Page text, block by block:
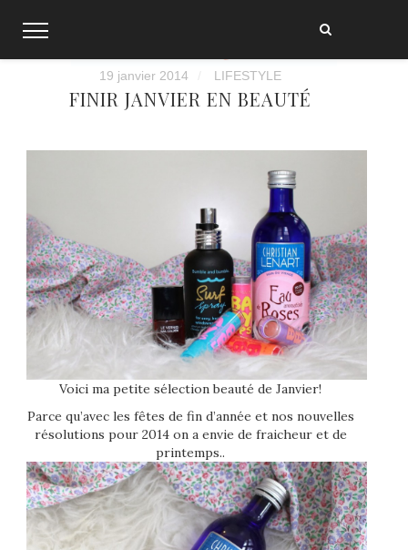
19 janvier 2014 LIFESTYLE
FINIR JANVIER EN BEAUTÉ
Voici ma petite sélection beauté de Janvier!
Parce qu’avec les fêtes de fin d’année et nos nouvelles
résolutions pour 2014 on a envie de fraicheur et de
printemps..